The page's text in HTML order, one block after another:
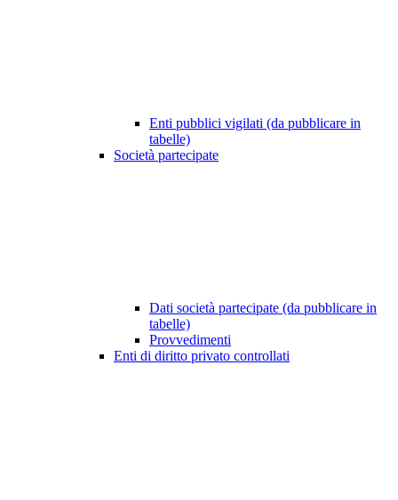
Enti pubblici vigilati (da pubblicare in
tabelle)
Società partecipate
Dati società partecipate (da pubblicare in
tabelle)
Provvedimenti
Enti di diritto privato controllati